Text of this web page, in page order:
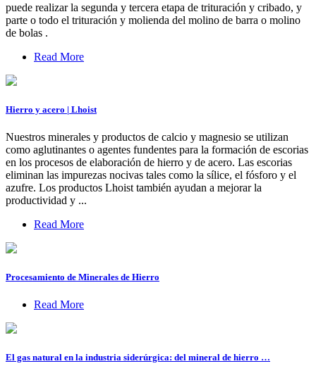
puede realizar la segunda y tercera etapa de trituración y cribado, y
parte o todo el trituración y molienda del molino de barra o molino
de bolas .
Read More
Hierro y acero | Lhoist
Nuestros minerales y productos de calcio y magnesio se utilizan
como aglutinantes o agentes fundentes para la formación de escorias
en los procesos de elaboración de hierro y de acero. Las escorias
eliminan las impurezas nocivas tales como la sílice, el fósforo y el
azufre. Los productos Lhoist también ayudan a mejorar la
productividad y ...
Read More
Procesamiento de Minerales de Hierro
Read More
El gas natural en la industria siderúrgica: del mineral de hierro …